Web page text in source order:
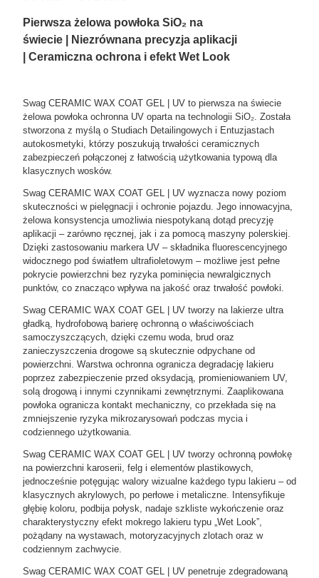
Pierwsza żelowa powłoka SiO₂ na
świecie | Niezrównana precyzja aplikacji
| Ceramiczna ochrona i efekt Wet Look
Swag CERAMIC WAX COAT GEL | UV to pierwsza na świecie
żelowa powłoka ochronna UV oparta na technologii SiO₂. Została
stworzona z myślą o Studiach Detailingowych i Entuzjastach
autokosmetyki, którzy poszukują trwałości ceramicznych
zabezpieczeń połączonej z łatwością użytkowania typową dla
klasycznych wosków.
Swag CERAMIC WAX COAT GEL | UV wyznacza nowy poziom
skuteczności w pielęgnacji i ochronie pojazdu. Jego innowacyjna,
żelowa konsystencja umożliwia niespotykaną dotąd precyzję
aplikacji – zarówno ręcznej, jak i za pomocą maszyny polerskiej.
Dzięki zastosowaniu markera UV – składnika fluorescencyjnego
widocznego pod światłem ultrafioletowym – możliwe jest pełne
pokrycie powierzchni bez ryzyka pominięcia newralgicznych
punktów, co znacząco wpływa na jakość oraz trwałość powłoki.
Swag CERAMIC WAX COAT GEL | UV tworzy na lakierze ultra
gładką, hydrofobową barierę ochronną o właściwościach
samoczyszczących, dzięki czemu woda, brud oraz
zanieczyszczenia drogowe są skutecznie odpychane od
powierzchni. Warstwa ochronna ogranicza degradację lakieru
poprzez zabezpieczenie przed oksydacją, promieniowaniem UV,
solą drogową i innymi czynnikami zewnętrznymi. Zaaplikowana
powłoka ogranicza kontakt mechaniczny, co przekłada się na
zmniejszenie ryzyka mikrozarysowań podczas mycia i
codziennego użytkowania.
Swag CERAMIC WAX COAT GEL | UV tworzy ochronną powłokę
na powierzchni karoserii, felg i elementów plastikowych,
jednocześnie potęgując walory wizualne każdego typu lakieru – od
klasycznych akrylowych, po perłowe i metaliczne. Intensyfikuje
głębię koloru, podbija połysk, nadaje szkliste wykończenie oraz
charakterystyczny efekt mokrego lakieru typu „Wet Look”,
pożądany na wystawach, motoryzacyjnych zlotach oraz w
codziennym zachwycie.
Swag CERAMIC WAX COAT GEL | UV penetruje zdegradowaną